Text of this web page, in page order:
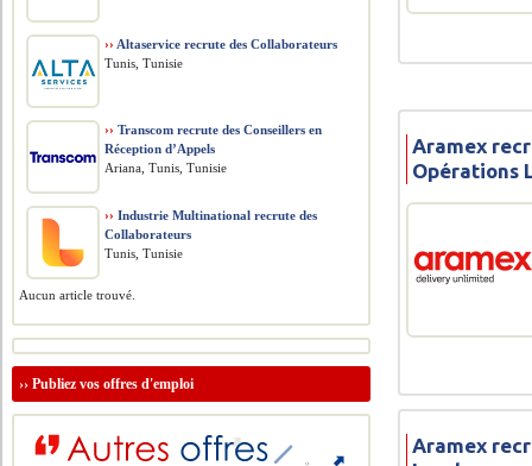
Aramex
Opérations
Aramex
›› Altaservice recrute des Collaborateurs
Tunis, Tunisie
›› Transcom recrute des Conseillers en
Réception d’Appels
Ariana, Tunis, Tunisie
›› Industrie Multinational recrute des
Collaborateurs
Tunis, Tunisie
Aucun article trouvé.
››Publiez vos offres d'emploi